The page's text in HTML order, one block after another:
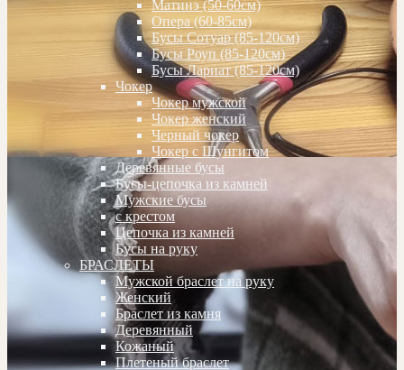
Матинэ (50-60см)
Опера (60-85см)
Бусы Сотуар (85-120см)
Бусы Роуп (85-120см)
Бусы Лариат (85-120см)
Чокер
Чокер мужской
Чокер женский
Черный чокер
Чокер с Шунгитом
Деревянные бусы
Бусы-цепочка из камней
Мужские бусы
с крестом
Цепочка из камней
Бусы на руку
БРАСЛЕТЫ
Мужской браслет на руку
Женский
Браслет из камня
Деревянный
Кожаный
Плетеный браслет